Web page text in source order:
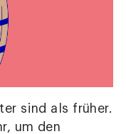
sind als früher.
um den